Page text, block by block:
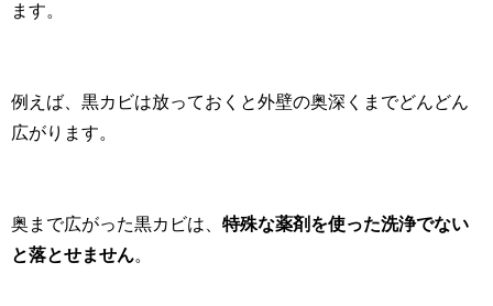
ます。
例えば、黒カビは放っておくと外壁の奥深くまでどんどん
広がります。
奥まで広がった黒カビは、 特殊な薬剤を使った洗浄でない
と落とせません。